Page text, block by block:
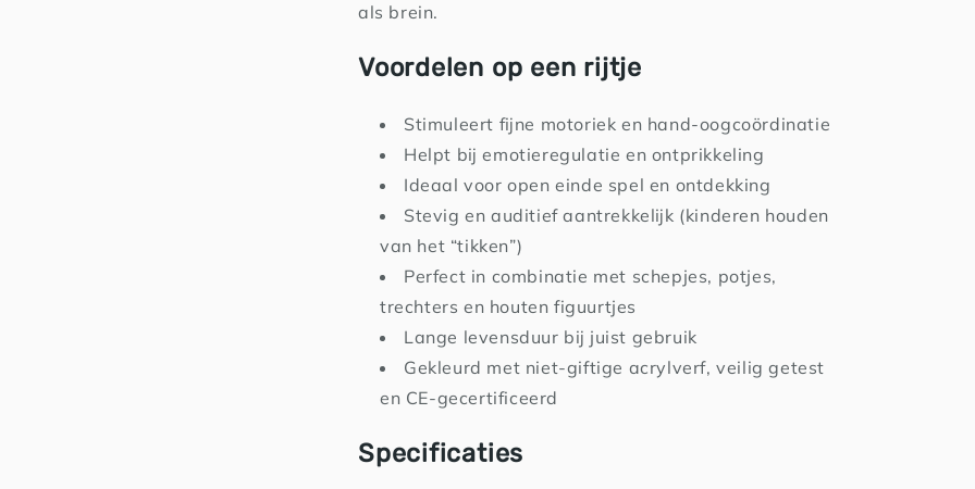
als brein.
Voordelen op een rijtje
Stimuleert fijne motoriek en hand-oogcoördinatie
Helpt bij emotieregulatie en ontprikkeling
Ideaal voor open einde spel en ontdekking
Stevig en auditief aantrekkelijk (kinderen houden
van het “tikken”)
Perfect in combinatie met schepjes, potjes,
trechters en houten figuurtjes
Lange levensduur bij juist gebruik
Gekleurd met niet-giftige acrylverf, veilig getest
en CE-gecertificeerd
Specificaties